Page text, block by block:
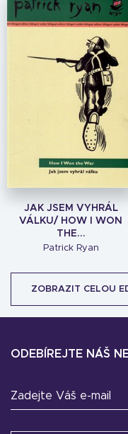
JAK JSEM VYHRÁL
VÁLKU/ HOW I WON
THE...
Patrick Ryan
ZOBRAZIT CELOU
ODEBÍREJTE NÁŠ
Zadejte Váš e-mail